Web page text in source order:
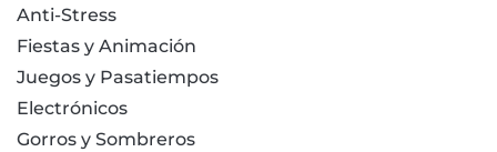
Anti-Stress
Fiestas y Animación
Juegos y Pasatiempos
Electrónicos
Gorros y Sombreros